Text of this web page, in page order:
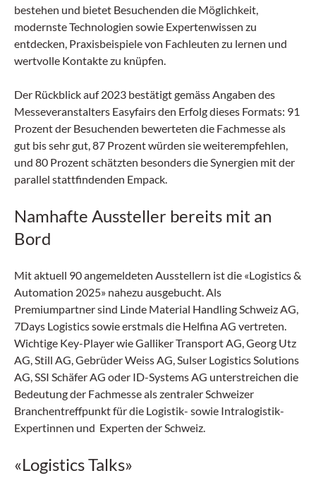
bestehen und bietet Besuchenden die Möglichkeit,
modernste Technologien sowie Expertenwissen zu
entdecken, Praxisbeispiele von Fachleuten zu lernen und
wertvolle Kontakte zu knüpfen.
Der Rückblick auf 2023 bestätigt gemäss Angaben des
Messeveranstalters Easyfairs den Erfolg dieses Formats: 91
Prozent der Besuchenden bewerteten die Fachmesse als
gut bis sehr gut, 87 Prozent würden sie weiterempfehlen,
und 80 Prozent schätzten besonders die Synergien mit der
parallel stattfindenden Empack.
Namhafte Aussteller bereits mit an
Bord
Mit aktuell 90 angemeldeten Ausstellern ist die «Logistics &
Automation 2025» nahezu ausgebucht. Als
Premiumpartner sind Linde Material Handling Schweiz AG,
7Days Logistics sowie erstmals die Helfina AG vertreten.
Wichtige Key-Player wie Galliker Transport AG, Georg Utz
AG, Still AG, Gebrüder Weiss AG, Sulser Logistics Solutions
AG, SSI Schäfer AG oder ID-Systems AG unterstreichen die
Bedeutung der Fachmesse als zentraler Schweizer
Branchentreffpunkt für die Logistik- sowie Intralogistik-
Expertinnen und Experten der Schweiz.
«Logistics Talks»